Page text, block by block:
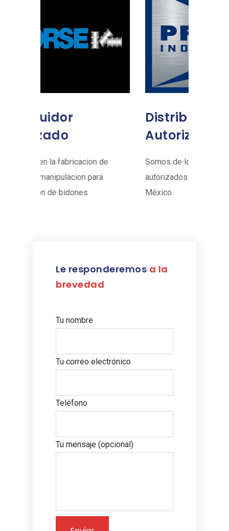
Distribuidor
Autorizado
Somos de los pocos distribuidores
autorizados de la marca Pflow de
México
Le responderemos a la
brevedad
Tu nombre
Tu correo electrónico
Teléfono
Tu mensaje (opcional)